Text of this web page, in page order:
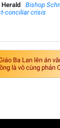
Herald
Bishop
conciliar crisis
Ba Lan lên án
là vô cùng phản